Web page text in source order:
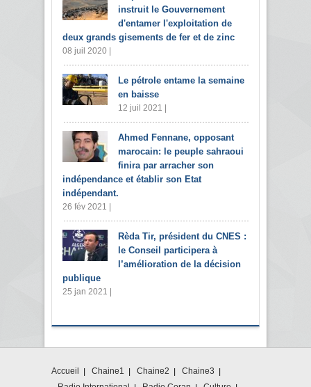
instruit le Gouvernement
d'entamer l'exploitation de
deux grands gisements de fer et de zinc
08 juil 2020 |
Le pétrole entame la semaine
en baisse
12 juil 2021 |
Ahmed Fennane, opposant
marocain: le peuple sahraoui
finira par arracher son
indépendance et établir son Etat
indépendant.
26 fév 2021 |
Rèda Tir, président du CNES :
le Conseil participera à
l’amélioration de la décision
publique
25 jan 2021 |
Accueil Chaine1 Chaine2
Chaine3